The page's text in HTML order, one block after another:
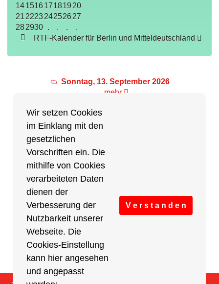
Wir setzen Cookies
im Einklang mit den
gesetzlichen
Vorschriften ein. Die
mithilfe von Cookies
verarbeiteten Daten
dienen der
Verbesserung der
Nutzbarkeit unserer
Webseite. Die
Cookies-Einstellung
kann hier angesehen
und angepasst
V e r s t a n d e n
141516171819 20
21 222324252627
282930 . . .
.
RTF-Kalender für Berlin und Mitteldeutschland
Sonntag, 13. September 2026
mehr
Partner des Breitensports